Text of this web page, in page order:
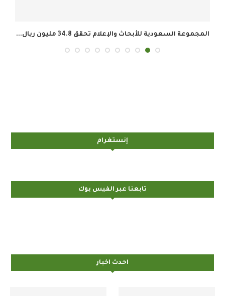
المجموعة السعودية للأبحاث والإعلام تحقق 34.8 مليون ريال...
إنستغرام
تابعنا عبر الفيس بوك
احدث اخبار